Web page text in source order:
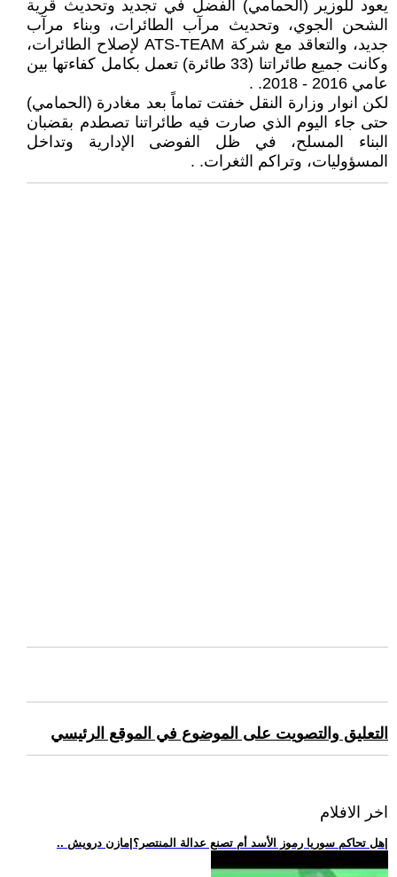
يعود للوزير (الحمامي) الفضل في تجديد وتحديث قرية
الشحن الجوي، وتحديث مرآب الطائرات، وبناء مرآب
جديد، والتعاقد مع شركة ATS-TEAM لإصلاح الطائرات،
وكانت جميع طائراتنا (33 طائرة) تعمل بكامل كفاءتها بين
عامي 2016 - 2018. .
لكن انوار وزارة النقل خفتت تماماً بعد مغادرة (الحمامي)
حتى جاء اليوم الذي صارت فيه طائراتنا تصطدم بقضبان
البناء المسلح، في ظل الفوضى الإدارية وتداخل
المسؤوليات، وتراكم الثغرات. .
التعليق والتصويت على الموضوع في الموقع الرئيسي
اخر الافلام